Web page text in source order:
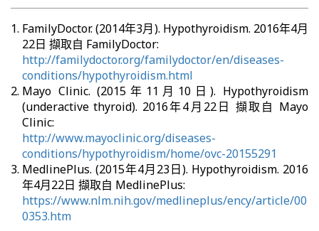
FamilyDoctor. (2014年3月). Hypothyroidism. 2016年4月
22日 擷取自 FamilyDoctor:
http://familydoctor.org/familydoctor/en/diseases-
conditions/hypothyroidism.html
Mayo Clinic. (2015年11月10日). Hypothyroidism
(underactive thyroid). 2016年4月22日 擷取自 Mayo
Clinic:
http://www.mayoclinic.org/diseases-
conditions/hypothyroidism/home/ovc-20155291
MedlinePlus. (2015年4月23日). Hypothyroidism. 2016
年4月22日 擷取自 MedlinePlus:
https://www.nlm.nih.gov/medlineplus/ency/article/00
0353.htm